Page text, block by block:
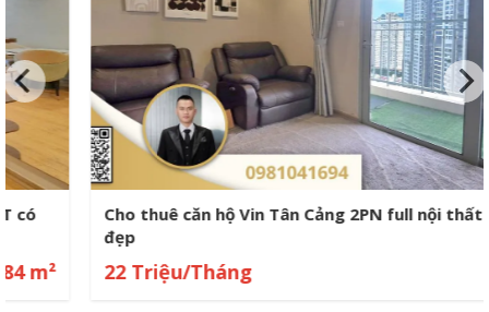
Cho thuê căn hộ Vin Tân Cảng 2PN full nội thất view
22 Triệu/Tháng